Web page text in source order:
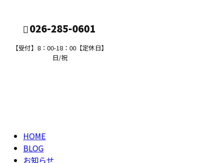
026-285-0601
【受付】8：00-18：00【定休日】
日/祝
HOME
BLOG
お知らせ